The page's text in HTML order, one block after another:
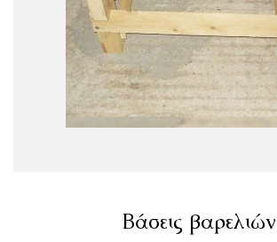
Βάσεις βαρελιών